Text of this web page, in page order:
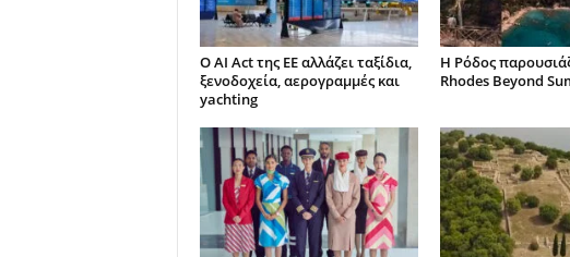
Ο AI Act της ΕΕ αλλάζει ταξίδια,
ξενοδοχεία, αερογραμμές και
yachting
Η Ρόδος
Rhodes Beyond